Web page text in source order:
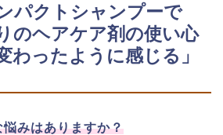
パクトシャンプーで
のヘアケア剤の使い心
わったように感じる」
みはありますか？